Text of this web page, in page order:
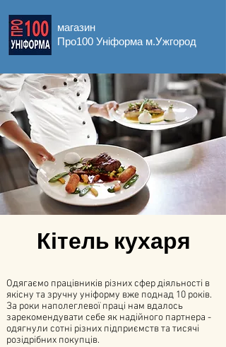
магазин
Про100 Уніформа м.Ужгород
Кітель кухаря
Одягаємо працівників різних сфер діяльності в
якісну та зручну уніформу вже поднад 10 років.
За роки наполеглевої праці нам вдалось
зарекомендувати себе як надійного партнера -
одягнули сотні різних підприємств та тисячі
розідрібних покупців.